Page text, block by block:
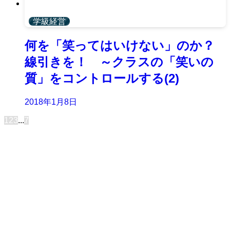
学級経営
何を「笑ってはいけない」のか？
線引きを！ ～クラスの「笑いの
質」をコントロールする(2)
2018年1月8日
1 23...7